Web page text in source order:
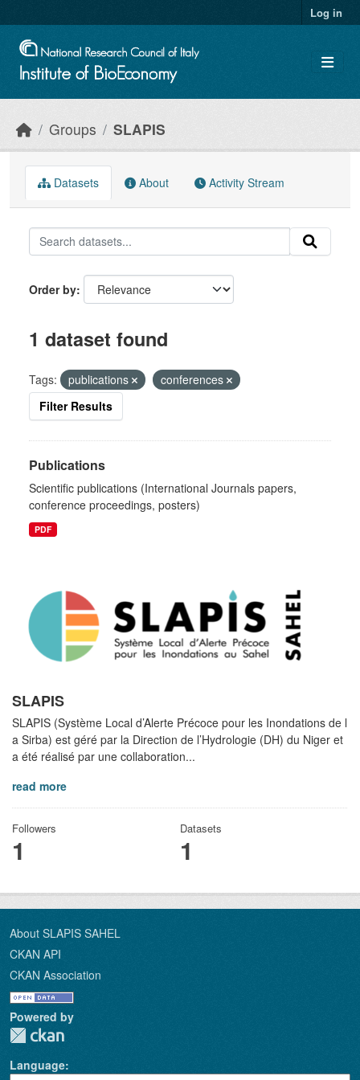
Log in
Groups SLAPIS
SLAPIS
SLAPIS (Système Local d’Alerte Précoce pour les Inondations de l
a Sirba) est géré par la Direction de l’Hydrologie (DH) du Niger et
a été réalisé par une collaboration...
read more
Followers
1
Datasets
1
Datasets About Activity Stream
Order by
1 dataset found
Tags: publications
conferences
Filter Results
Publications
Scientific publications (International Journals papers,
conference proceedings, posters)
PDF
About SLAPIS SAHEL
CKAN API
CKAN Association
Powered by
Language